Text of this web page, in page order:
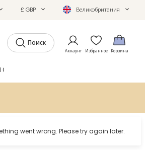
£ GBP Великобритания
Поиск
Аккаунт Избранное Корзина